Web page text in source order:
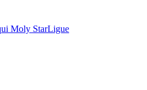
Moly StarLigue